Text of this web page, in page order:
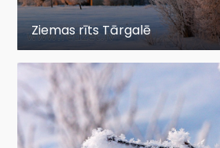
Ziemas rīts Tārgalē